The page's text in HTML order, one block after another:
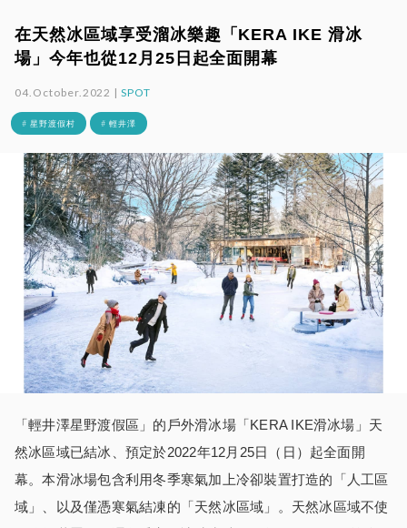
在天然冰區域享受溜冰樂趣「KERA IKE 滑冰
場」今年也從12月25日起全面開幕
04.October.2022 |SPOT
# 星野渡假村 # 輕井澤
「輕井澤星野渡假區」的戶外滑冰場「KERA IKE滑冰場」天
然冰區域已結冰、預定於2022年12月25日（日）起全面開
幕。本滑冰場包含利用冬季寒氣加上冷卻裝置打造的「人工區
域」、以及僅憑寒氣結凍的「天然冰區域」。天然冰區域不使